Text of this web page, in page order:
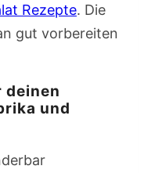
Rezepte. Die
gut vorbereiten
deinen
und